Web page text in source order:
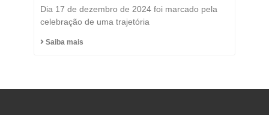
Honorário do Município
Dia 17 de dezembro de 2024 foi marcado pela
celebração de uma trajetória
Saiba mais